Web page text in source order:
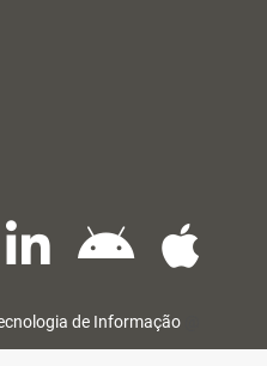
de Informação